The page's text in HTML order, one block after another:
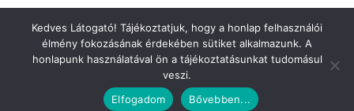
Copyright © 2026Ünnepi Könyvhét Szeged, 2022. június
rights reserved.
by ThemeGrill. Powered by
Kedves Látogató! Tájékoztatjuk, hogy a honlap felhasználói
élmény fokozásának érdekében sütiket alkalmazunk. A
honlapunk használatával ön a tájékoztatásunkat tudomásul
veszi.
Elfogadom
Bővebben...